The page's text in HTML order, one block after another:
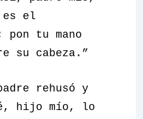
es el
pon tu mano
su cabeza.”
rehusó y
hijo mío, lo